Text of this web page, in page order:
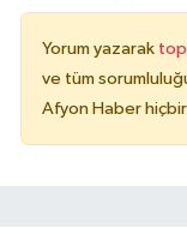
Yorum yazarak
ve tüm
Afyon Haber